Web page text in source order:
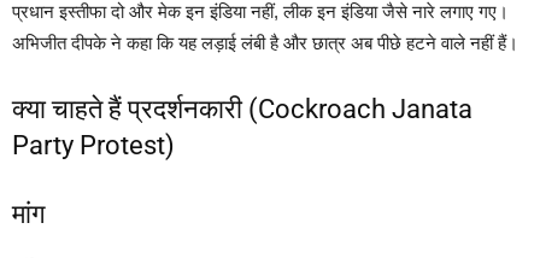
प्रधान इस्तीफा दो और मेक इन इंडिया नहीं, लीक इन इंडिया जैसे नारे लगाए गए।
अभिजीत दीपके ने कहा कि यह लड़ाई लंबी है और छात्र अब पीछे हटने वाले नहीं हैं।
क्या चाहते हैं प्रदर्शनकारी (Cockroach Janata
Party Protest)
मांग